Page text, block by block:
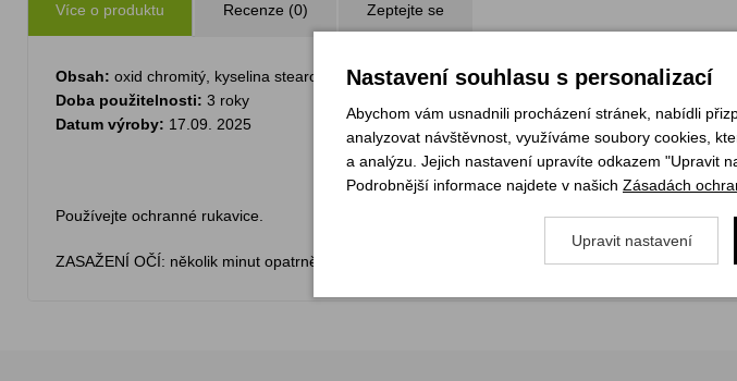
Více o produktu Recenze (0) Zeptejte se
Obsah: oxid chromitý, kyselina stearová (stearin)
Doba použitelnosti: 3 roky
Datum výroby: 17.09. 2025
Používejte ochranné rukavice.
ZASAŽENÍ OČÍ: několik minut opatrně oplachujte vodou
Nastavení souhlasu s personalizací
Abychom vám usnadnili procházení stránek, nabídli
analyzovat návštěvnost, využíváme soubory cookies,
a analýzu. Jejich nastavení upravíte odkazem "Upravit
Podrobnější informace najdete v našich Zásadách
Upravit nastavení